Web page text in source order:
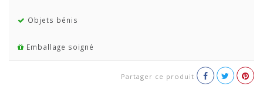
Objets bénis
Emballage soigné
Partager ce produit